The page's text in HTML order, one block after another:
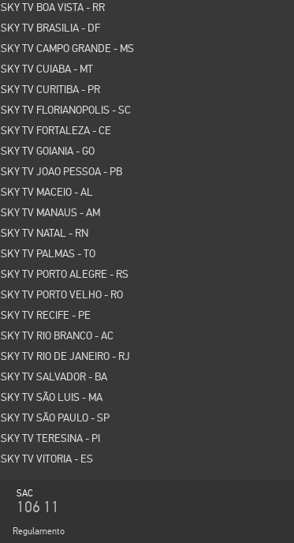
SKY TV BOA VISTA - RR
SKY TV BRASILIA - DF
SKY TV CAMPO GRANDE - MS
SKY TV CUIABA - MT
SKY TV CURITIBA - PR
SKY TV FLORIANOPOLIS - SC
SKY TV FORTALEZA - CE
SKY TV GOIANIA - GO
SKY TV JOAO PESSOA - PB
SKY TV MACEIO - AL
SKY TV MANAUS - AM
SKY TV NATAL - RN
SKY TV PALMAS - TO
SKY TV PORTO ALEGRE - RS
SKY TV PORTO VELHO - RO
SKY TV RECIFE - PE
SKY TV RIO BRANCO - AC
SKY TV RIO DE JANEIRO - RJ
SKY TV SALVADOR - BA
SKY TV SÃO LUIS - MA
SKY TV SÃO PAULO - SP
SKY TV TERESINA - PI
SKY TV VITORIA - ES
SAC
106 11
Regulamento